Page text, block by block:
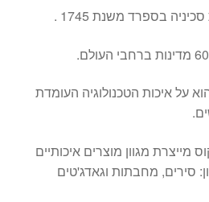
בספרד משנת 1745 .
על איכות הטכנולוגיה העומדת
מגוון מוצרים איכותיים
סירים, מחבתות וגאדג'טים